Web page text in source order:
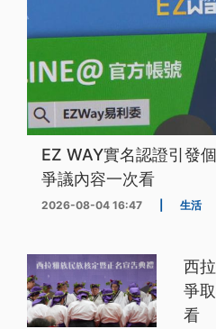
EZ WAY實名認證引發
爭議內容一次看
2026-08-04 16:47 生活
西
爭
看